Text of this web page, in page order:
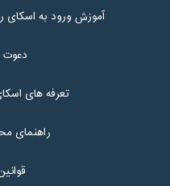
آموزش ورود به اسکای
دعوت
تعرفه های اسکای روم 10
راهنمای